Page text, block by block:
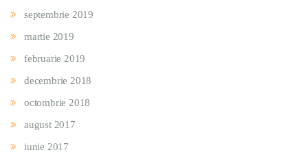
septembrie 2019
martie 2019
februarie 2019
decembrie 2018
octombrie 2018
august 2017
iunie 2017